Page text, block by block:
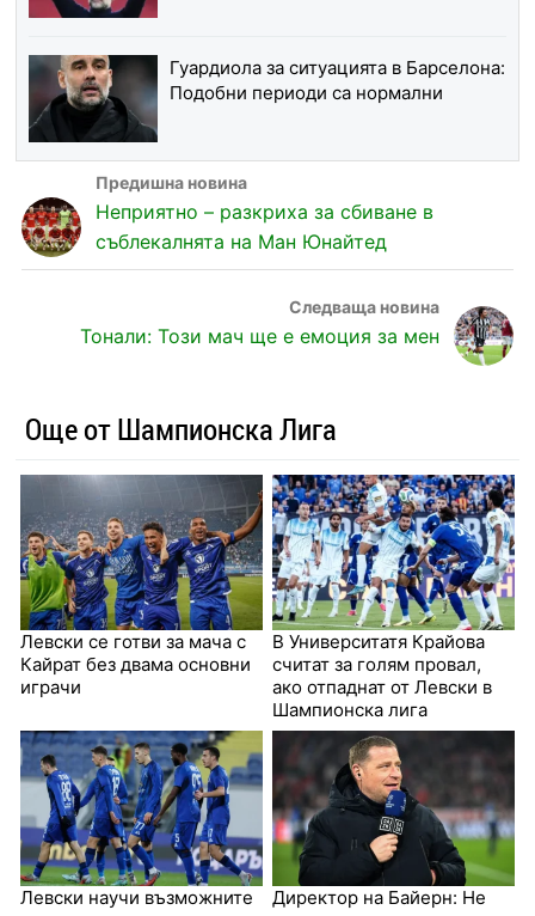
Гуардиола за ситуацията в Барселона:
Подобни периоди са нормални
Неприятно – разкриха за сбиване в
съблекалнята на Ман Юнайтед
Тонали: Този мач ще е емоция за мен
Още от Шампионска Лига
Левски се готви за мача с
Кайрат без двама основни
играчи
В Университатя Крайова
считат за голям провал,
ако отпаднат от Левски в
Шампионска лига
Левски научи възможните
Директор на Байерн: Не